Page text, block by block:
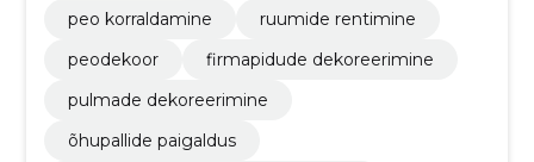
peo korraldamine
ruumide rentimine
peodekoor
firmapidude dekoreerimine
pulmade dekoreerimine
õhupallide paigaldus